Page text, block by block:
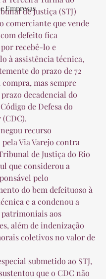
Empresas
de Justiça (STJ)
comerciante que vende
defeito fica
recebê-lo e
à assistência técnica,
do prazo de 72
compra, mas sempre
decadencial do
de Defesa do
recurso
Via Varejo contra
de Justiça do Rio
que considerou a
pelo
do bem defeituoso à
e a condenou a
patrimoniais aos
além de indenização
coletivos no valor de
submetido ao STJ,
que o CDC não